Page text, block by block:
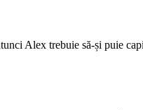
Alex trebuie să-și puie